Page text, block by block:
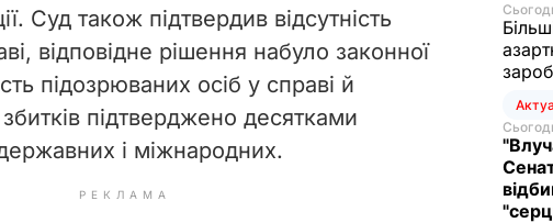
Суд також підтвердив відсутність
відповідне рішення набуло законної
підозрюваних осіб у справі й
збитків підтверджено десятками
і міжнародних.
РЕКЛАМА